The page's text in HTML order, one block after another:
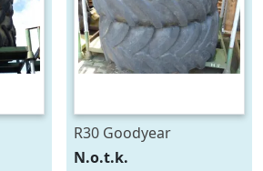
R30 Goodyear
600/70R30
N.o.t.k.